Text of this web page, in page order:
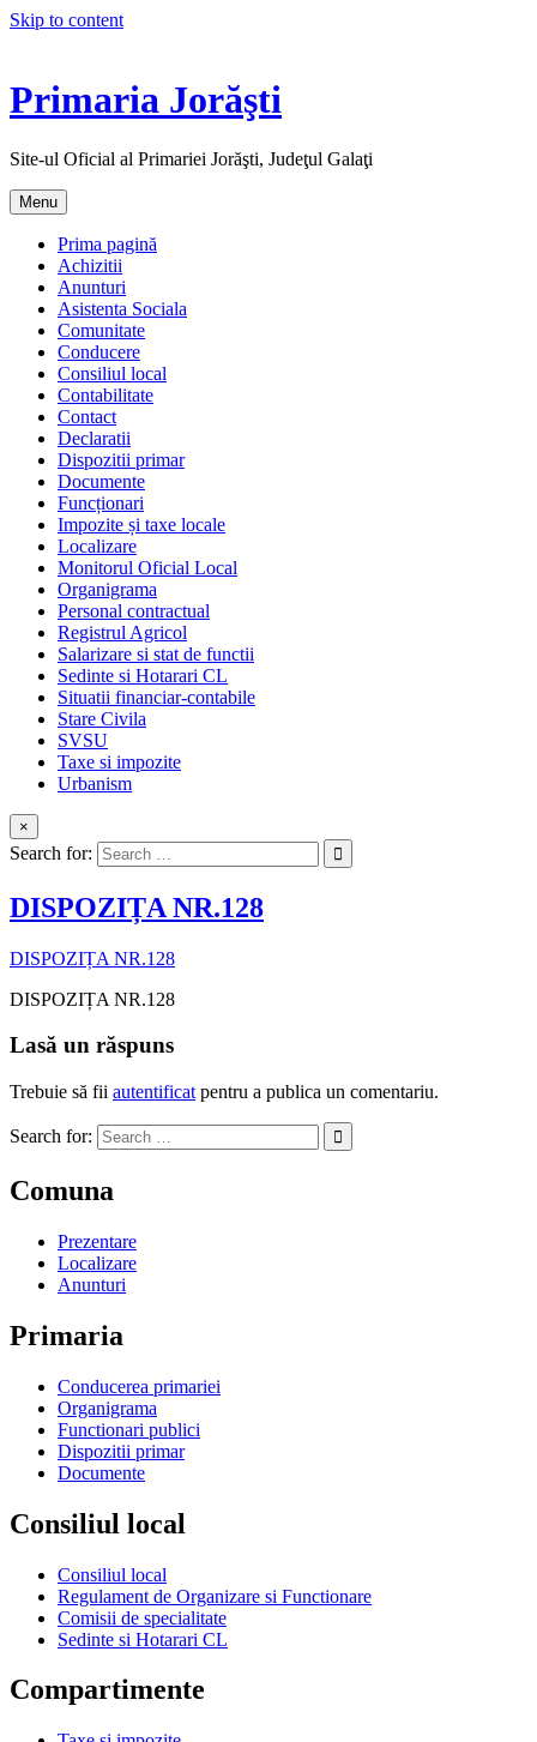
Skip to content
Primaria Jorăşti
Site-ul Oficial al Primariei Jorăşti, Judeţul Galaţi
Menu
Prima pagină
Achizitii
Anunturi
Asistenta Sociala
Comunitate
Conducere
Consiliul local
Contabilitate
Contact
Declaratii
Dispozitii primar
Documente
Funcționari
Impozite și taxe locale
Localizare
Monitorul Oficial Local
Organigrama
Personal contractual
Registrul Agricol
Salarizare si stat de functii
Sedinte si Hotarari CL
Situatii financiar-contabile
Stare Civila
SVSU
Taxe si impozite
Urbanism
×
Search for:
DISPOZIȚA NR.128
DISPOZIȚA NR.128
DISPOZIȚA NR.128
Lasă un răspuns
Trebuie să fii autentificat pentru a publica un comentariu.
Search for:
Comuna
Prezentare
Localizare
Anunturi
Primaria
Conducerea primariei
Organigrama
Functionari publici
Dispozitii primar
Documente
Consiliul local
Consiliul local
Regulament de Organizare si Functionare
Comisii de specialitate
Sedinte si Hotarari CL
Compartimente